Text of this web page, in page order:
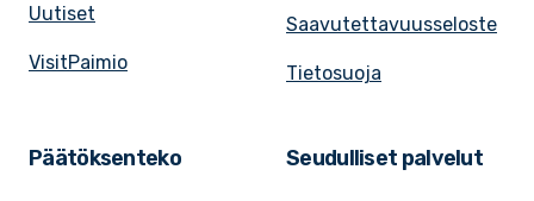
Uutiset
VisitPaimio
Saavutettavuusseloste
Tietosuoja
Päätöksenteko Seudulliset palvelut